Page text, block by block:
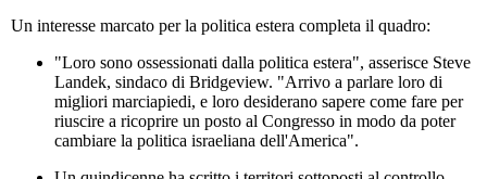
Un interesse marcato per la politica estera completa il quadro:
"Loro sono ossessionati dalla politica estera", asserisce Steve
Landek, sindaco di Bridgeview. "Arrivo a parlare loro di
migliori marciapiedi, e loro desiderano sapere come fare per
riuscire a ricoprire un posto al Congresso in modo da poter
cambiare la politica israeliana dell'America".